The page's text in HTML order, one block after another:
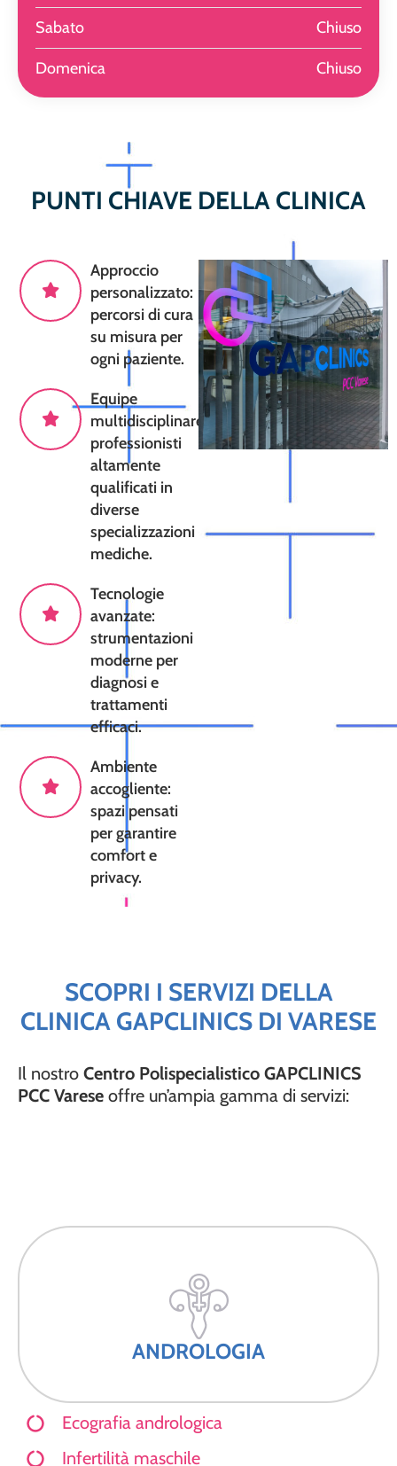
Sabato Chiuso
Domenica Chiuso
PUNTI CHIAVE DELLA CLINICA
Approccio
personalizzato:
percorsi di cura
su misura per
ogni paziente.
Equipe
multidisciplinare:
professionisti
altamente
qualificati in
diverse
specializzazioni
mediche.
Tecnologie
avanzate:
strumentazioni
moderne per
diagnosi e
trattamenti
efficaci.
Ambiente
accogliente:
spazi pensati
per garantire
comfort e
privacy.
SCOPRI I SERVIZI DELLA
CLINICA GAPCLINICS DI VARESE
Il nostro Centro Polispecialistico GAPCLINICS
PCC Varese offre un’ampia gamma di servizi:
ANDROLOGIA
Ecografia andrologica
Infertilità maschile